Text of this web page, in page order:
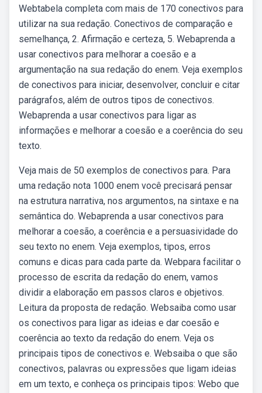
Webtabela completa com mais de 170 conectivos para
utilizar na sua redação. Conectivos de comparação e
semelhança, 2. Afirmação e certeza, 5. Webaprenda a
usar conectivos para melhorar a coesão e a
argumentação na sua redação do enem. Veja exemplos
de conectivos para iniciar, desenvolver, concluir e citar
parágrafos, além de outros tipos de conectivos.
Webaprenda a usar conectivos para ligar as
informações e melhorar a coesão e a coerência do seu
texto.
Veja mais de 50 exemplos de conectivos para. Para
uma redação nota 1000 enem você precisará pensar
na estrutura narrativa, nos argumentos, na sintaxe e na
semântica do. Webaprenda a usar conectivos para
melhorar a coesão, a coerência e a persuasividade do
seu texto no enem. Veja exemplos, tipos, erros
comuns e dicas para cada parte da. Webpara facilitar o
processo de escrita da redação do enem, vamos
dividir a elaboração em passos claros e objetivos.
Leitura da proposta de redação. Websaiba como usar
os conectivos para ligar as ideias e dar coesão e
coerência ao texto da redação do enem. Veja os
principais tipos de conectivos e. Websaiba o que são
conectivos, palavras ou expressões que ligam ideias
em um texto, e conheça os principais tipos: Webo que